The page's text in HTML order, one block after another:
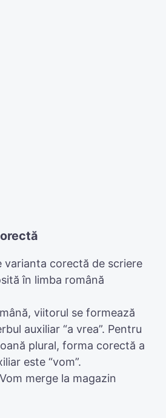
varianta corectă de scriere
în limba română
viitorul se formează
auxiliar “a vrea”. Pentru
plural, forma corectă a
este “vom”.
merge la magazin